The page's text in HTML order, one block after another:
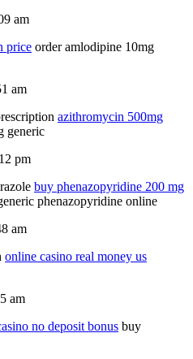
am
price order amlodipine 10mg
am
azithromycin 500mg
generic
pm
buy phenazopyridine 200 mg
phenazopyridine online
am
online casino real money us
am
no deposit bonus buy